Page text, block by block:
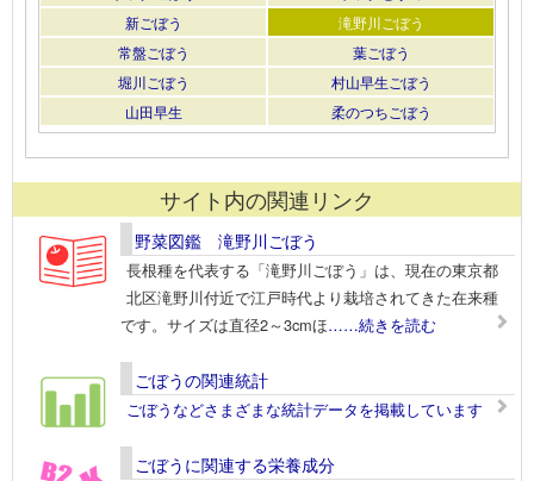
新ごぼう
滝野川ごぼう
常盤ごぼう
葉ごぼう
堀川ごぼう
村山早生ごぼう
山田早生
柔のつちごぼう
サイト内の関連リンク
野菜図鑑 滝野川ごぼう
長根種を代表する「滝野川ごぼう」は、現在の東京都
北区滝野川付近で江戸時代より栽培されてきた在来種
です。サイズは直径2～3cmほ……続きを読む
ごぼうの関連統計
ごぼうなどさまざまな統計データを掲載しています
ごぼうに関連する栄養成分